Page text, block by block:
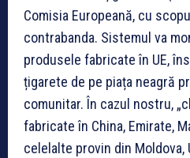
Comisia Europeană, cu
contrabanda. Sistemul va
produsele fabricate în UE,
țigarete de pe piața neagră
comunitar. În cazul nostru,
fabricate în China, Emirate,
celelalte provin din Moldova,